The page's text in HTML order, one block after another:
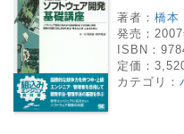
著者： 橋本
発売：
ISBN：
定価：
カテゴリ：